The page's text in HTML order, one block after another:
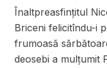
Înaltpreasfințitul
Briceni felicitîndu-i
frumoasă
deosebi a mulțumit